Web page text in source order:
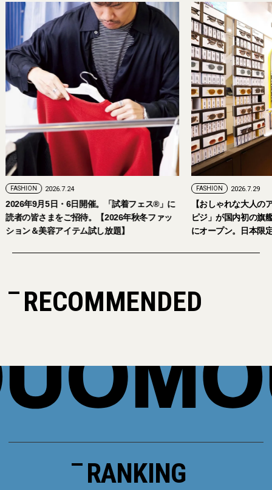
FASHION 2026.7.24
2026年9月5日・6日開催。「試着フェス®︎」に
読者の皆さまをご招待。【2026年秋冬ファッ
ション＆美容アイテム試し放題】
FASHION 2026.7.29
【おしゃれな大人
ピジ」が国内初の
にオープン。日本
RECOMMENDED
RANKING